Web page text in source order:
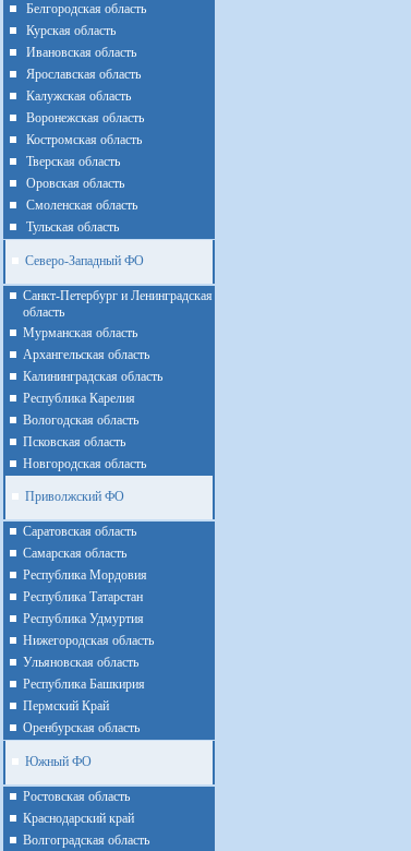
Белгородская область
Курская область
Ивановская область
Ярославская область
Калужская область
Воронежская область
Костромская область
Тверская область
Оровская область
Смоленская область
Тульская область
Северо-Западный ФО
Санкт-Петербург и Ленинградская
область
Мурманская область
Архангельская область
Калининградская область
Республика Карелия
Вологодская область
Псковская область
Новгородская область
Приволжский ФО
Cаратовская область
Cамарская область
Республика Мордовия
Республика Татарстан
Республика Удмуртия
Нижегородская область
Ульяновская область
Республика Башкирия
Пермский Край
Оренбурская область
Южный ФО
Ростовская область
Краснодарский край
Волгоградская область